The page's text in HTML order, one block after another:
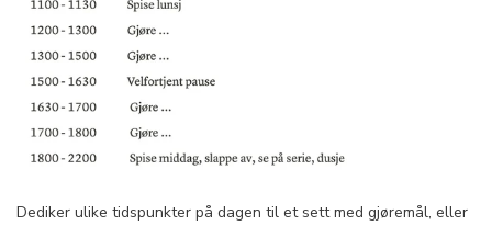
Dediker ulike tidspunkter på dagen til et sett med gjøremål, eller